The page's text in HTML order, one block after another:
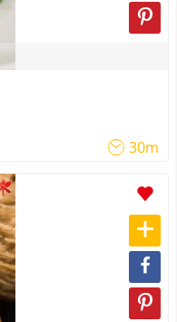
30m